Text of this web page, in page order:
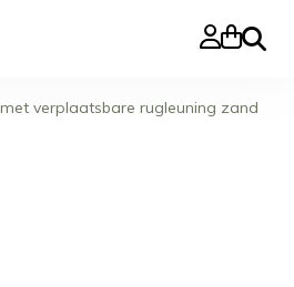
Zoeken
verplaatsbare rugleuning zand